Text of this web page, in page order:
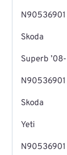
N90536901
Skoda
Superb ’08-
N90536901
Skoda
Yeti
N90536901